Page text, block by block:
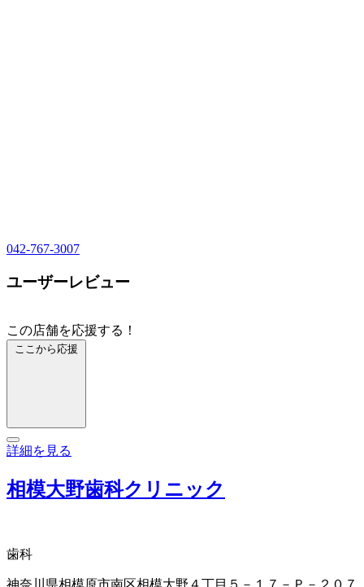
042-767-3007
ユーザーレビュー
この店舗を応援する！
ここから応援
詳細を見る
相模大野歯科クリニック
歯科